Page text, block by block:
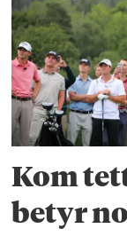
Kom
betyr